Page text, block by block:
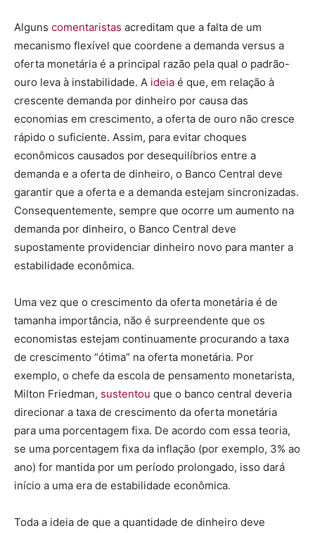
Alguns comentaristas acreditam que a falta de um
mecanismo flexível que coordene a demanda versus a
oferta monetária é a principal razão pela qual o padrão-
ouro leva à instabilidade. A ideia é que, em relação à
crescente demanda por dinheiro por causa das
economias em crescimento, a oferta de ouro não cresce
rápido o suficiente. Assim, para evitar choques
econômicos causados por desequilíbrios entre a
demanda e a oferta de dinheiro, o Banco Central deve
garantir que a oferta e a demanda estejam sincronizadas.
Consequentemente, sempre que ocorre um aumento na
demanda por dinheiro, o Banco Central deve
supostamente providenciar dinheiro novo para manter a
estabilidade econômica.
Uma vez que o crescimento da oferta monetária é de
tamanha importância, não é surpreendente que os
economistas estejam continuamente procurando a taxa
de crescimento “ótima” na oferta monetária. Por
exemplo, o chefe da escola de pensamento monetarista,
Milton Friedman, sustentou que o banco central deveria
direcionar a taxa de crescimento da oferta monetária
para uma porcentagem fixa. De acordo com essa teoria,
se uma porcentagem fixa da inflação (por exemplo, 3% ao
ano) for mantida por um período prolongado, isso dará
início a uma era de estabilidade econômica.
Toda a ideia de que a quantidade de dinheiro deve